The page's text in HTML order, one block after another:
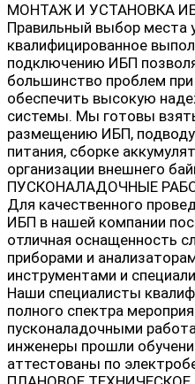
МОНТАЖ И УСТАНОВКА
Правильный выбор места
квалифицированное
подключению ИБП
большинство проблем при
обеспечить высокую
системы. Мы готовы
размещению ИБП,
питания, сборке
организации внешнего
ПУСКОНАЛАДОЧНЫЕ
Для качественного
ИБП в нашей компании
отличная оснащенность
приборами и
инструментами и
Наши специалисты
полного спектра
пусконаладочными
инженеры прошли
аттестованы по